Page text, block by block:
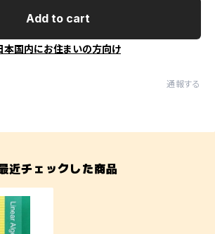
Add to cart
本国内にお住まいの方向け
通報する
近チェックした商品